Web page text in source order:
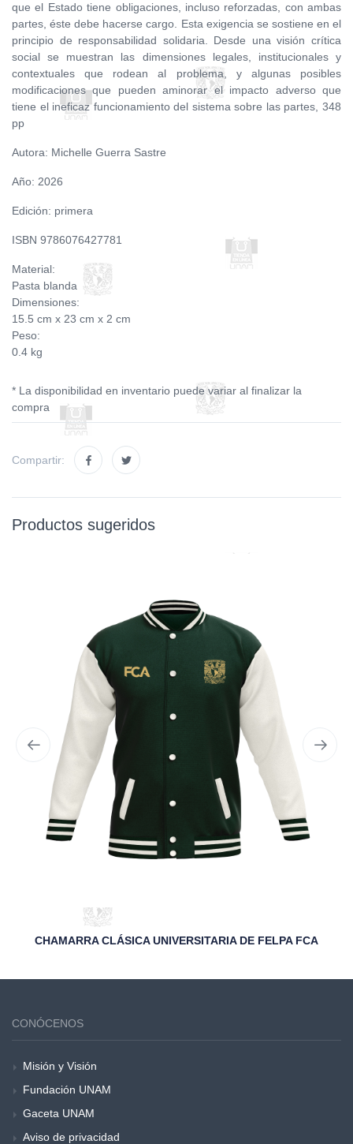
que el Estado tiene obligaciones, incluso reforzadas, con ambas
partes, éste debe hacerse cargo. Esta exigencia se sostiene en el
principio de responsabilidad solidaria. Desde una visión crítica
social se muestran las dimensiones legales, institucionales y
contextuales que rodean al problema, y algunas posibles
modificaciones que pueden aminorar el impacto adverso que
tiene el ineficaz funcionamiento del sistema sobre las partes, 348
pp
Autora: Michelle Guerra Sastre
Año: 2026
Edición: primera
ISBN 9786076427781
Material:
Pasta blanda
Dimensiones:
15.5 cm x 23 cm x 2 cm
Peso:
0.4 kg
* La disponibilidad en inventario puede variar al finalizar la
compra
Compartir:
Productos sugeridos
CHAMARRA CLÁSICA UNIVERSITARIA DE FELPA FCA
CONÓCENOS
Misión y Visión
Fundación UNAM
Gaceta UNAM
Aviso de privacidad